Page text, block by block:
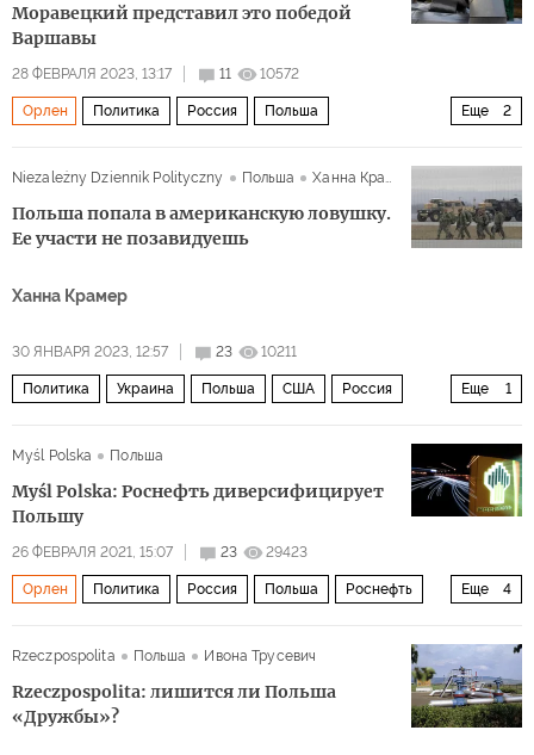
Моравецкий представил это победой
Варшавы
28 ФЕВРАЛЯ 2023, 13:17 11 10572
Еще 2
Орлен Политика Россия Польша
Niezależny Dziennik Polityczny
Польша Ханна Крамер
Польша попала в американскую ловушку.
Ее участи не позавидуешь
Ханна Крамер
30 ЯНВАРЯ 2023, 12:57 23 10211
Еще 1
Политика Украина Польша США Россия
Myśl Polska
Польша
Myśl Polska: Роснефть диверсифицирует
Польшу
26 ФЕВРАЛЯ 2021, 15:07 23 29423
Еще 4
Орлен Политика Россия Польша Роснефть
Rzeczpospolita Польша Ивона Трусевич
Rzeczpospolita: лишится ли Польша
«Дружбы»?